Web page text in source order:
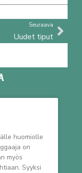
Seuraava
Uudet tiput
huomiolle
on
myös
Syyksi